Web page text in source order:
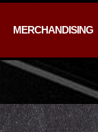
MERCHANDISING